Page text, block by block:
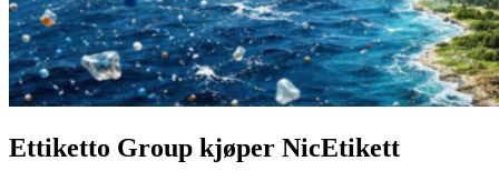
Ettiketto Group kjøper NicEtikett